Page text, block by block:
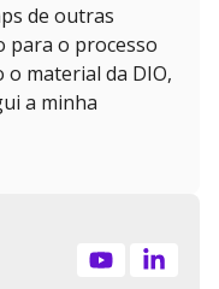
de outras
para o processo
o material da DIO,
a minha